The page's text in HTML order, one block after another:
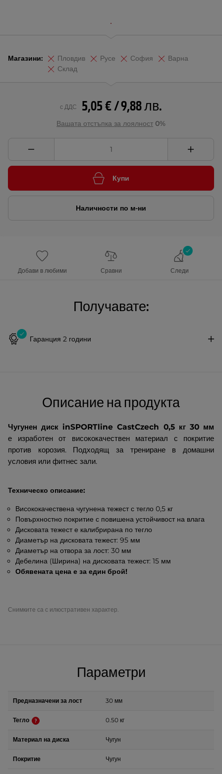
Магазини: Пловдив Русе София
Варна
Склад
5,05 € / 9,88 лв.
с ДДС
Вашата отстъпка за лоялност 0%
Купи
Наличности по м-ни
Добави в любими Сравни Следи
Получавате:
Гаранция 2 години
Описание на продукта
Чугунен диск inSPORTline CastCzech 0,5 кг 30 мм
е изработен от висококачествен материал с покритие
против корозия. Подходящ за трениране в домашни
условия или фитнес зали.
Техническо описание:
Висококачествена чугунена тежест с тегло 0,5 кг
Повърхностно покритие с повишена устойчивост на влага
Дисковата тежест е калибрирана по тегло
Диаметър на дисковата тежест: 95 мм
Диаметър на отвора за лост: 30 мм
Дебелина (Ширина) на дисковата тежест: 15 мм
Обявената цена е за един брой!
Снимките са с илюстративен характер.
Параметри
Предназначени за лост 30 мм
Тегло 0.50 кг
Материал на диска Чугун
Покритие Чугун